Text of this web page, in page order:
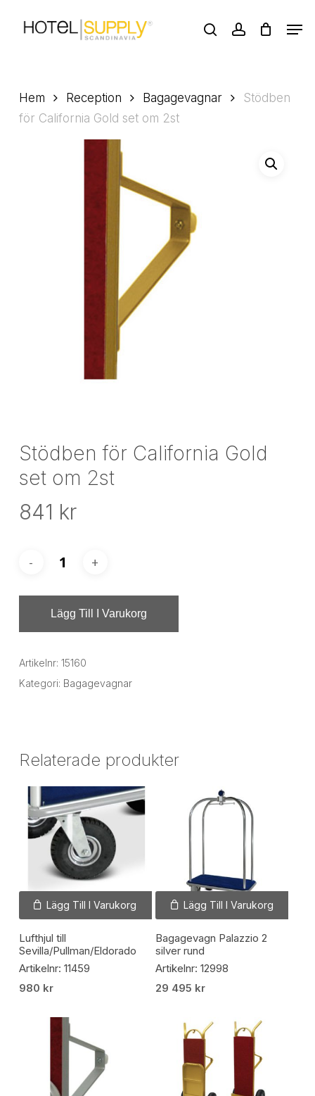
searchaccount
Hem Reception Bagagevagnar
Stödben
för California Gold set om 2st
Stödben för California Gold
set om 2st
841 kr
Lägg Till I Varukorg
Artikelnr: 15160
Kategori: Bagagevagnar
Relaterade produkter
Lägg Till I Varukorg
Lufthjul till
Sevilla/Pullman/Eldorado
Artikelnr: 11459
980 kr
Lägg Till I Varukorg
Bagagevagn Palazzio 2
silver rund
Artikelnr: 12998
29 495 kr